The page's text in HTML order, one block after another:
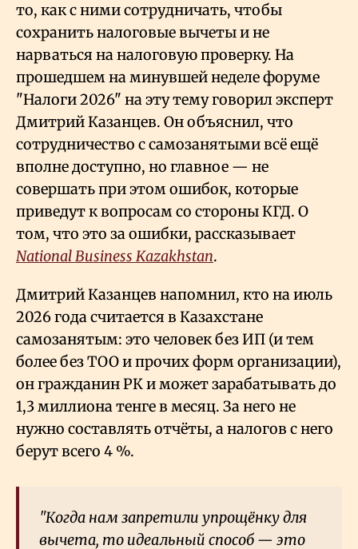
то, как с ними сотрудничать, чтобы
сохранить налоговые вычеты и не
нарваться на налоговую проверку. На
прошедшем на минувшей неделе форуме
"Налоги 2026" на эту тему говорил эксперт
Дмитрий Казанцев. Он объяснил, что
сотрудничество с самозанятыми всё ещё
вполне доступно, но главное — не
совершать при этом ошибок, которые
приведут к вопросам со стороны КГД. О
том, что это за ошибки, рассказывает
National Business Kazakhstan.
Дмитрий Казанцев напомнил, кто на июль
2026 года считается в Казахстане
самозанятым: это человек без ИП (и тем
более без ТОО и прочих форм организации),
он гражданин РК и может зарабатывать до
1,3 миллиона тенге в месяц. За него не
нужно составлять отчёты, а налогов с него
берут всего 4 %.
"Когда нам запретили упрощёнку для
вычета, то идеальный способ — это